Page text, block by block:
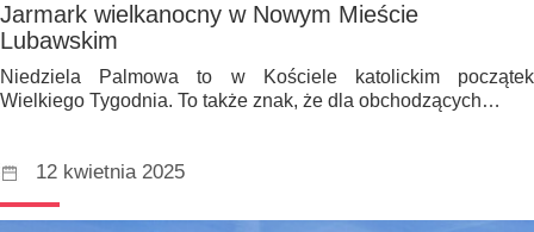
Jarmark wielkanocny w Nowym Mieście
Lubawskim
Niedziela Palmowa to w Kościele katolickim początek
Wielkiego Tygodnia. To także znak, że dla obchodzących…
12 kwietnia 2025